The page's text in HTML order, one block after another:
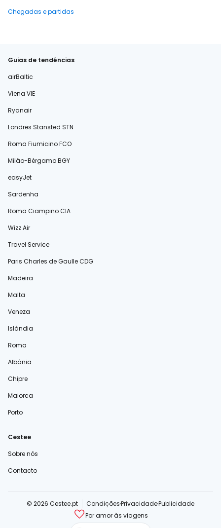
Chegadas e partidas
Guias de tendências
airBaltic
Viena VIE
Ryanair
Londres Stansted STN
Roma Fiumicino FCO
Milão-Bérgamo BGY
easyJet
Sardenha
Roma Ciampino CIA
Wizz Air
Travel Service
Paris Charles de Gaulle CDG
Madeira
Malta
Veneza
Islândia
Roma
Albânia
Chipre
Maiorca
Porto
Cestee
Sobre nós
Contacto
© 2026 Cestee.pt CondiçõesPrivacidadePublicidade
Por amor às viagens
cestee.com